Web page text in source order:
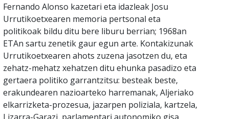
Fernando Alonso kazetari eta idazleak Josu
Urrutikoetxearen memoria pertsonal eta
politikoak bildu ditu bere liburu berrian; 1968an
ETAn sartu zenetik gaur egun arte. Kontakizunak
Urrutikoetxearen ahots zuzena jasotzen du, eta
zehatz-mehatz xehatzen ditu ehunka pasadizo eta
gertaera politiko garrantzitsu: besteak beste,
erakundearen nazioarteko harremanak, Aljeriako
elkarrizketa-prozesua, jazarpen poliziala, kartzela,